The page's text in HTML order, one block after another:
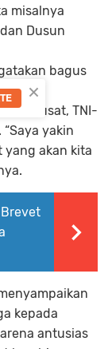
misalnya
Dusun
bagus
dan
pusat, TNI-
yakin
yang akan kita
kepada
antusias
×